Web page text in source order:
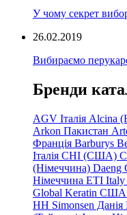
У чому секрет
26.02.2019
Вибираємо
Бренди
AGV Італія Alcina
Arkon Пакистан
Франція Barburys
Італія CHI (США)
(Німеччина) Daeng
Німеччина ETI Italy
Global Keratin США
HH Simonsen Данія